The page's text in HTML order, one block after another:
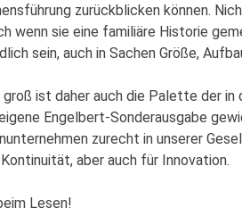
zurückblicken können.
wenn sie eine familiäre Historie
sein, auch in Sachen Größe,
groß ist daher auch die Palette der
Engelbert-Sonderausgabe
zurecht in unserer
aber auch für Innovation.
Lesen!